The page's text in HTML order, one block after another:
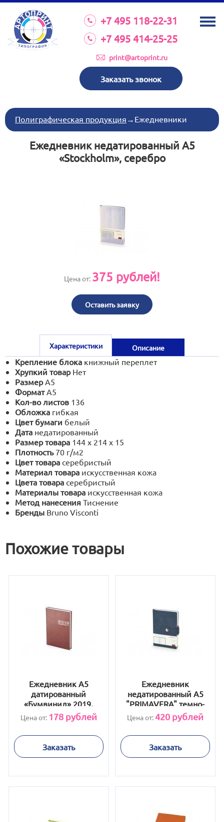
+7 495 118-22-31
+7 495 414-25-25
print@artoprint.ru
Заказать звонок
О КОМПАНИИ
УСЛУГИ
КАТАЛОГ
ТРЕБОВАНИЯ К МАКЕТАМ
НОВОСТИ
ИНВЕСТИЦИИ
КОНТАКТЫ
пн-пт 8:30 17:00
Полиграфическая продукция → Ежедневники
Ежедневник недатированный А5
«Stockholm», серебро
Цена от: 375 рублей!
Оставить заявку
Характеристики Описание
Крепление блока книжный переплет
Хрупкий товар Нет
Размер А5
Формат А5
Кол-во листов 136
Обложка гибкая
Цвет бумаги белый
Дата недатированный
Размер товара 144 х 214 х 15
Плотность 70 г/м2
Цвет товара серебристый
Материал товара искусственная кожа
Цвета товара серебристый
Материалы товара искусственная кожа
Метод нанесения Тиснение
Бренды Bruno Visconti
Похожие товары
Ежедневник А5
датированный
«Бумвинил» 2019,
коричневый
Цена от: 178рублей
Заказать
Ежедневник
недатированный А5
"PRIMAVERA" темно-
синий
Цена от:420 рублей
Заказать